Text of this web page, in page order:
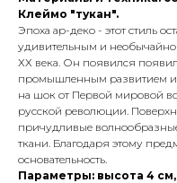
Клеймо "тукан".
Эпоха ар-деко - этот стиль
удивительным и
ХХ века. Он появился
промышленным развитием и
на шок от Первой мировой
русской революции.
причудливые
ткани. Благодаря этому
основательность.
Параметры: высота 4 см,